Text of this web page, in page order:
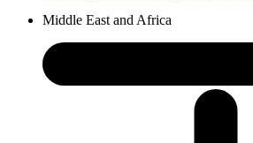
Middle East and Africa